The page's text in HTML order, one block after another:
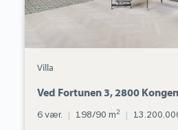
Villa
Ved Fortunen 3, 2800
6 vær. | 198/90 m2 |